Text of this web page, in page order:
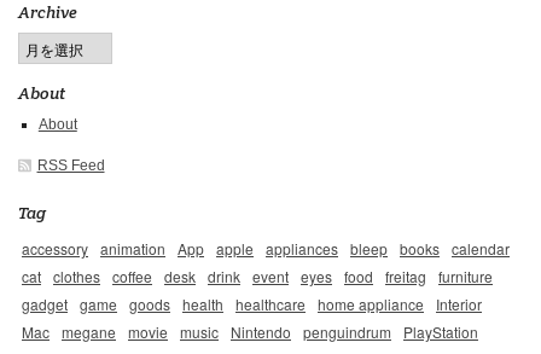
Archive
About
About
RSS Feed
Tag
accessory animation App apple appliances bleep books calendar
cat clothes coffee desk drink event eyes food freitag
furniture
gadget game goods health healthcare home appliance
Interior
Mac megane movie music Nintendo penguindrum
PlayStation